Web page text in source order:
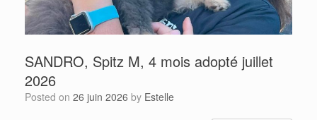
SANDRO, Spitz M, 4 mois adopté juillet
2026
Posted on 26 juin 2026 by Estelle